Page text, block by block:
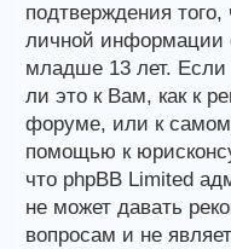
подтверждения
личной информации
младше 13 лет.
ли это к Вам, как к
форуме, или к
помощью к
что phpBB Limited
не может давать
вопросам и не